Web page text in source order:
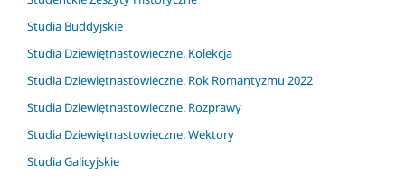
Studia Buddyjskie
Studia Dziewiętnastowieczne. Kolekcja
Studia Dziewiętnastowieczne. Rok Romantyzmu 2022
Studia Dziewiętnastowieczne. Rozprawy
Studia Dziewiętnastowieczne. Wektory
Studia Galicyjskie